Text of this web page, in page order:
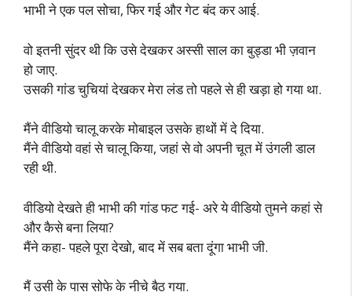
भाभी ने एक पल सोचा, फिर गई और गेट बंद कर आई.
वो इतनी सुंदर थी कि उसे देखकर अस्सी साल का बुड्डा भी ज़वान
हो जाए.
उसकी गांड चुचियां देखकर मेरा लंड तो पहले से ही खड़ा हो गया था.
मैंने वीडियो चालू करके मोबाइल उसके हाथों में दे दिया.
मैंने वीडियो वहां से चालू किया, जहां से वो अपनी चूत में उंगली डाल
रही थी.
वीडियो देखते ही भाभी की गांड फट गई- अरे ये वीडियो तुमने कहां से
और कैसे बना लिया?
मैंने कहा- पहले पूरा देखो, बाद में सब बता दूंगा भाभी जी.
मैं उसी के पास सोफे के नीचे बैठ गया.